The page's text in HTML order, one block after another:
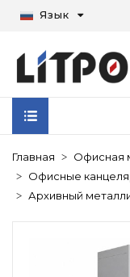
Язык
Главная
Офисная
Офисные
Архивный